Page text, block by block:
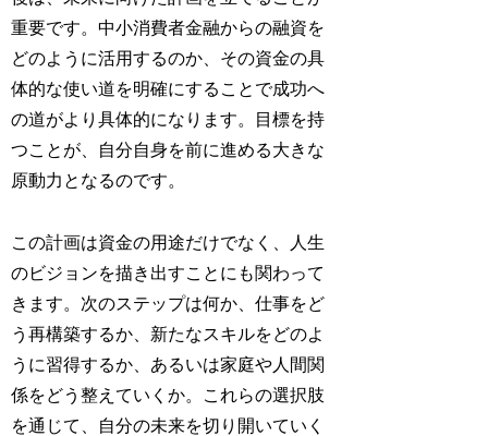
重要です。中小消費者金融からの融資を
どのように活用するのか、その資金の具
体的な使い道を明確にすることで成功へ
の道がより具体的になります。目標を持
つことが、自分自身を前に進める大きな
原動力となるのです。
この計画は資金の用途だけでなく、人生
のビジョンを描き出すことにも関わって
きます。次のステップは何か、仕事をど
う再構築するか、新たなスキルをどのよ
うに習得するか、あるいは家庭や人間関
係をどう整えていくか。これらの選択肢
を通じて、自分の未来を切り開いていく